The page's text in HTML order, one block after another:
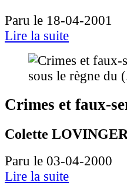
Paru le 18-04-2001
Lire la suite
Crimes et faux-
Colette
Paru le 03-04-2000
Lire la suite